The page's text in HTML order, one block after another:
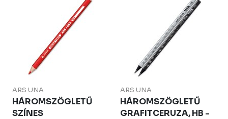
ARS UNA
HÁROMSZÖGLETŰ
SZÍNES
ARS UNA
HÁROMSZÖGLETŰ
GRAFITCERUZA, HB -